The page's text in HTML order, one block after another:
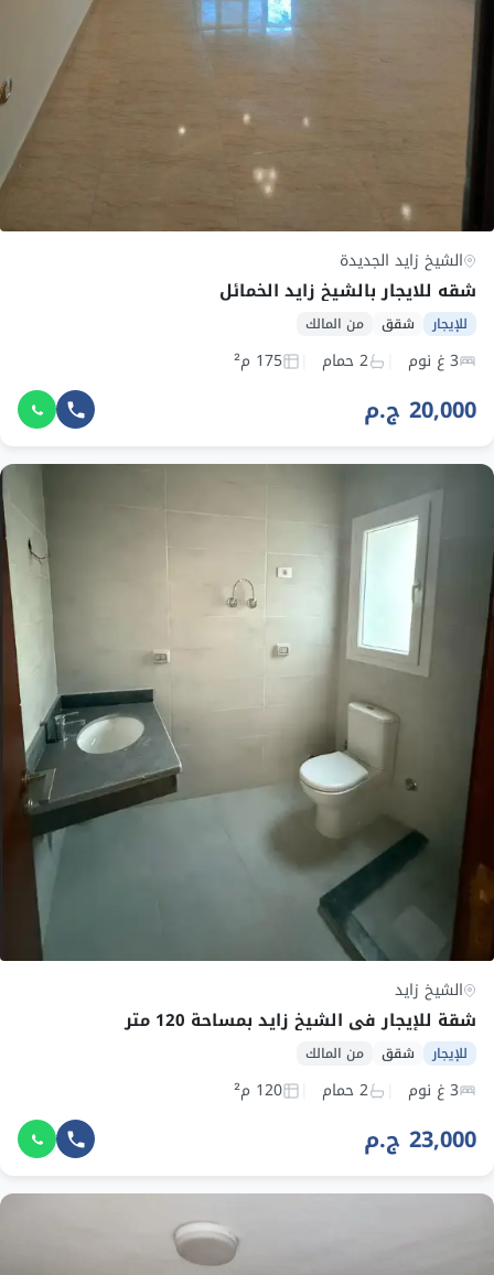
الشيخ زايد الجديدة
شقه للايجار بالشيخ زايد الخمائل
للإيجار شقق من المالك
3 غ نوم 2 حمام 175 م²
20,000 ج.م
الشيخ زايد
شقة للإيجار في الشيخ زايد بمساحة 120 متر
للإيجار شقق من المالك
3 غ نوم 2 حمام 120 م²
23,000 ج.م